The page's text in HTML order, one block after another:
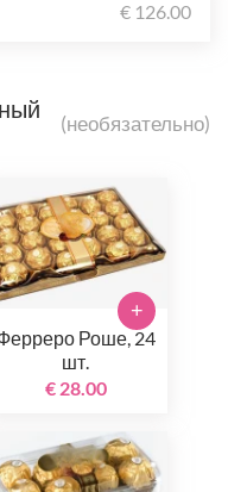
€ 126.00
(необязательно)
Роше, 24
шт.
€ 28.00
+